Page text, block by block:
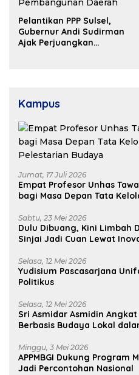
Pelantikan PPP Sulsel,
Gubernur Andi Sudirman
Ajak Perjuangkan
Kampus
Jumat, 17 Juli 2026
Empat Profesor Unhas
bagi Masa Depan Tata
Sabtu, 23 Mei 2026
Dulu Dibuang, Kini Limbah
Sinjai Jadi Cuan Lewat
Selasa, 12 Mei 2026
Yudisium Pascasarjana
Politikus
Selasa, 12 Mei 2026
Sri Asmidar Asmidin
Berbasis Budaya Lokal
Minggu, 3 Mei 2026
APPMBGI Dukung Program
Jadi Percontohan Nasional